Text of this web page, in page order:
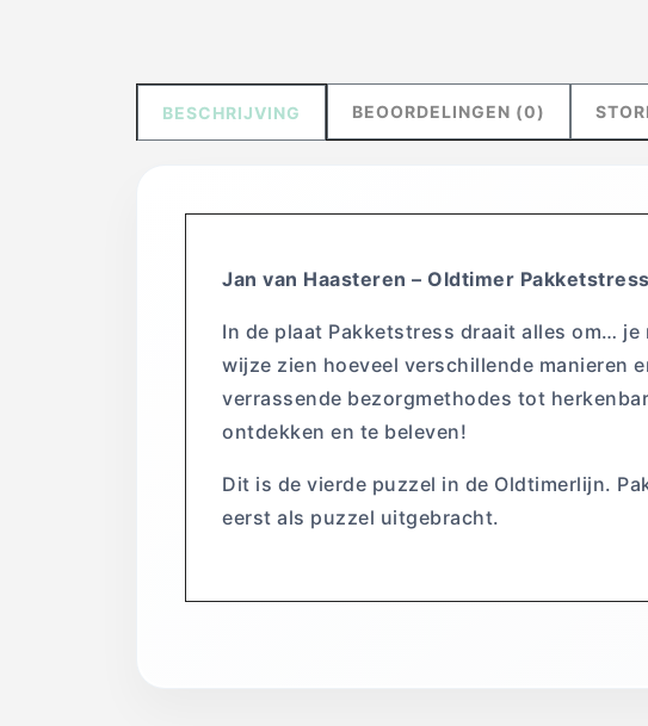
BESCHRIJVING BEOORDELINGEN (0)
Jan van Haasteren – Oldtimer
In de plaat Pakketstress draait alles om…
wijze zien hoeveel verschillende manieren
verrassende bezorgmethodes tot
ontdekken en te beleven!
Dit is de vierde puzzel in de Oldtimerlijn.
eerst als puzzel uitgebracht.